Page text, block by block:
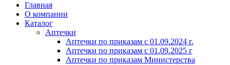
Главная
О компании
Каталог
Аптечки
Аптечки по приказам с 01.09.2024 г.
Аптечки по приказам с 01.09.2025 г
Аптечки по приказам Министерства